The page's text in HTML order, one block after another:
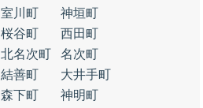
室川町
神垣町
桜谷町
西田町
北名次町
名次町
結善町
大井手町
森下町
神明町